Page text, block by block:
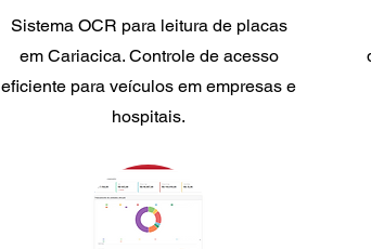
Sistema OCR para leitura de placas
em Cariacica. Controle de acesso
eficiente para veículos em empresas e
hospitais.